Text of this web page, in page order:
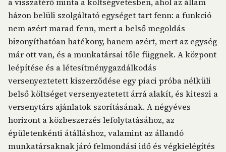
házon belüli szolgáltató egységet tart fenn: a funkció
nem azért marad fenn, mert a belső megoldás
bizonyíthatóan hatékony, hanem azért, mert az egység
már ott van, és a munkatársai tőle függnek. A központ
leépítése és a létesítménygazdálkodás
versenyeztetett kiszerződése egy piaci próba nélküli
belső költséget versenyeztetett árrá alakít, és kiteszi a
versenytárs ajánlatok szorításának. A négyéves
horizont a közbeszerzés lefolytatásához, az
épületenkénti átálláshoz, valamint az állandó
munkatársaknak járó felmondási idő és végkielégítés